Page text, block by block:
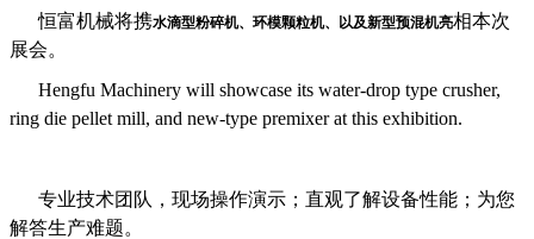
恒富机械将携水滴型粉碎机、环模颗粒机、以及新型预混机亮相本次
展会。
Hengfu Machinery will showcase its water-drop type crusher,
ring die pellet mill, and new-type premixer at this exhibition.
专业技术团队，现场操作演示；直观了解设备性能；为您
解答生产难题。